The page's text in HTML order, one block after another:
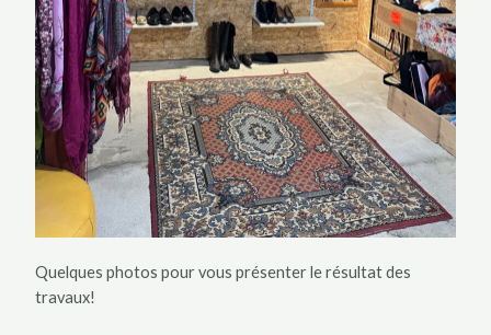
Quelques photos pour vous présenter le résultat des
travaux!